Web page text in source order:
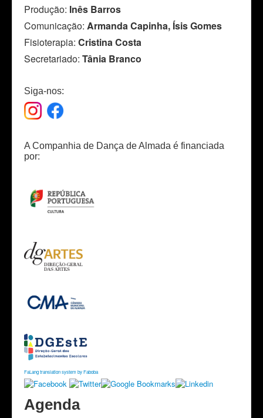
Produção: Inês Barros
Comunicação: Armanda Capinha, Ísis Gomes
Fisioterapia: Cristina Costa
Secretariado: Tânia Branco
Siga-nos:
A Companhia de Dança de Almada é financiada
por:
FaLang translation system by Faboba
Agenda